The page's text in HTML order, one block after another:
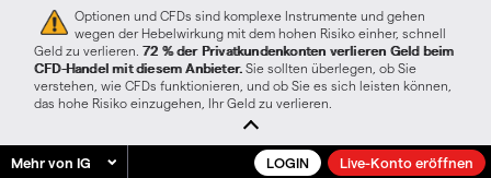
Optionen und CFDs sind komplexe Instrumente und gehen
wegen der Hebelwirkung mit dem hohen Risiko einher, schnell
Geld zu verlieren. 72 % der Privatkundenkonten verlieren Geld beim
CFD-Handel mit diesem Anbieter. Sie sollten überlegen, ob Sie
verstehen, wie CFDs funktionieren, und ob Sie es sich leisten können,
das hohe Risiko einzugehen, Ihr Geld zu verlieren.
Mehr von IG LOGIN Live-Konto eröffnen